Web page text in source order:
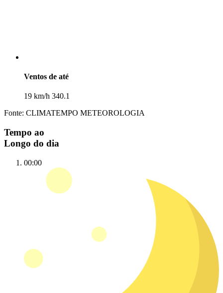
Ventos de até
19 km/h 340.1
Fonte: CLIMATEMPO METEOROLOGIA
Tempo ao
Longo do dia
00:00